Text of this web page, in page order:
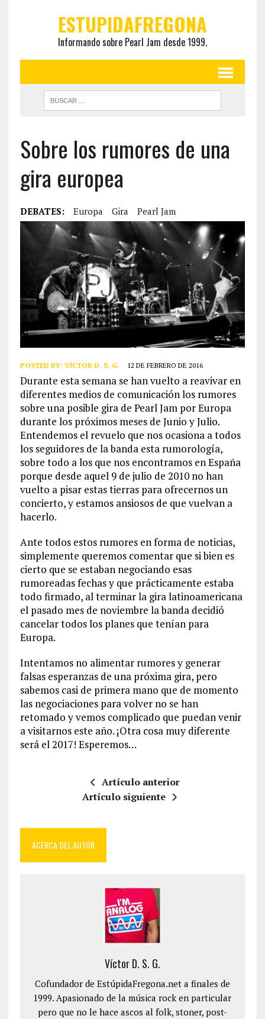
ESTUPIDAFREGONA
Informando sobre Pearl Jam desde 1999.
Sobre los rumores de una
gira europea
DEBATES: Europa Gira Pearl Jam
POSTED BY: VÍCTOR D. S. G. 12 DE FEBRERO DE 2016
Durante esta semana se han vuelto a reavivar en
diferentes medios de comunicación los rumores
sobre una posible gira de Pearl Jam por Europa
durante los próximos meses de Junio y Julio.
Entendemos el revuelo que nos ocasiona a todos
los seguidores de la banda esta rumorología,
sobre todo a los que nos encontramos en España
porque desde aquel 9 de julio de 2010 no han
vuelto a pisar estas tierras para ofrecernos un
concierto, y estamos ansiosos de que vuelvan a
hacerlo.
Ante todos estos rumores en forma de noticias,
simplemente queremos comentar que si bien es
cierto que se estaban negociando esas
rumoreadas fechas y que prácticamente estaba
todo firmado, al terminar la gira latinoamericana
el pasado mes de noviembre la banda decidió
cancelar todos los planes que tenían para
Europa.
Intentamos no alimentar rumores y generar
falsas esperanzas de una próxima gira, pero
sabemos casi de primera mano que de momento
las negociaciones para volver no se han
retomado y vemos complicado que puedan venir
a visitarnos este año. ¡Otra cosa muy diferente
será el 2017! Esperemos…
Artículo anterior
Artículo siguiente
ACERCA DEL AUTOR
Víctor D. S. G.
Cofundador de EstúpidaFregona.net a finales de
1999. Apasionado de la música rock en particular
pero que no le hace ascos al folk, stoner, post-